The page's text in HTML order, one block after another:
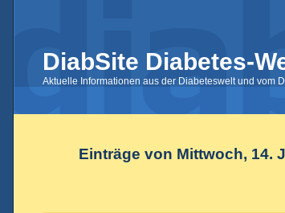
DiabSite Diabetes-
Aktuelle Informationen aus der Diabeteswelt und vom
Einträge von Mittwoch, 14.